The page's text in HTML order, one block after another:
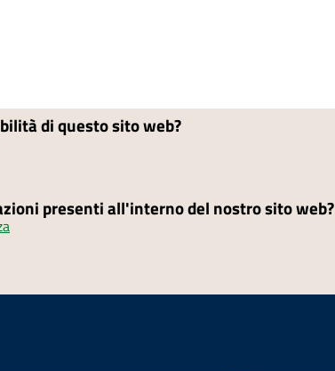
di questo sito web?
presenti all'interno del nostro sito web?